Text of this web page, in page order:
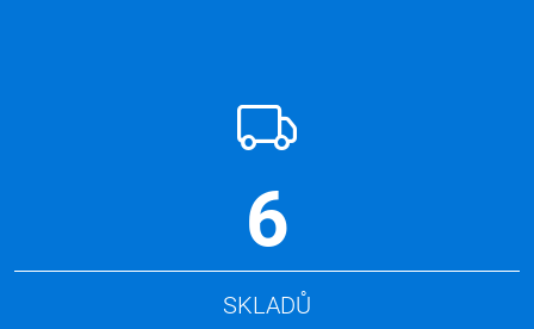
6
SKLADŮ